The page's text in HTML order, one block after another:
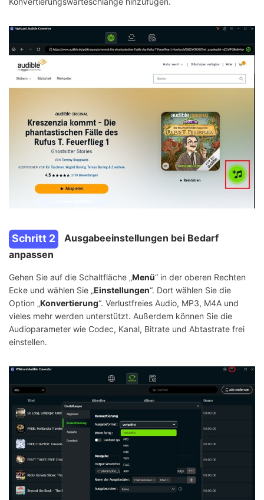
Schritt 2
Ausgabeeinstellungen bei Bedarf
anpassen
Gehen Sie auf die Schaltfläche „Menü“ in der oberen Rechten
Ecke und wählen Sie „Einstellungen“. Dort wählen Sie die
Option „Konvertierung“. Verlustfreies Audio, MP3, M4A und
vieles mehr werden unterstützt. Außerdem können Sie die
Audioparameter wie Codec, Kanal, Bitrate und Abtastrate frei
einstellen.